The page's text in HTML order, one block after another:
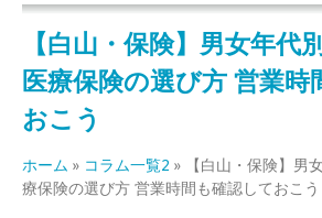
【白山・保険】男女年代
医療保険の選び方 営業時
おこう
ホーム » コラム一覧2 »
【白山・保険】男
療保険の選び方 営業時間も確認しておこう